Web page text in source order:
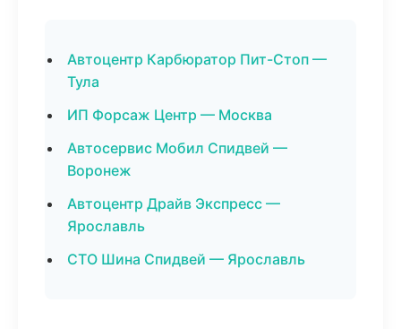
Автоцентр Карбюратор Пит-Стоп —
Тула
ИП Форсаж Центр — Москва
Автосервис Мобил Спидвей —
Воронеж
Автоцентр Драйв Экспресс —
Ярославль
СТО Шина Спидвей — Ярославль